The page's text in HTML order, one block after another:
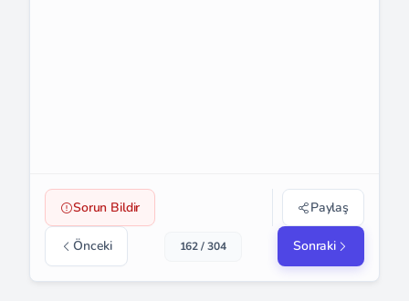
Sorun Bildir Paylaş
Önceki 162 / 304 Sonraki